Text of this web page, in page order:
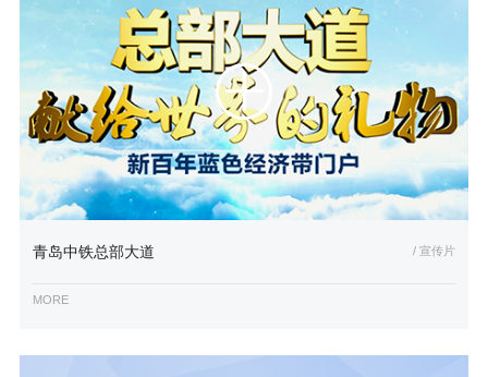
青岛中铁总部大道 / 宣传片
MORE